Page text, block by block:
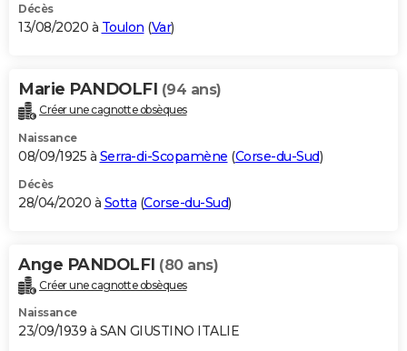
Décès
13/08/2020 à Toulon (Var)
Marie PANDOLFI (94 ans)
Créer une cagnotte obsèques
Naissance
08/09/1925 à Serra-di-Scopamène (Corse-du-Sud)
Décès
28/04/2020 à Sotta (Corse-du-Sud)
Ange PANDOLFI (80 ans)
Créer une cagnotte obsèques
Naissance
23/09/1939 à SAN GIUSTINO ITALIE